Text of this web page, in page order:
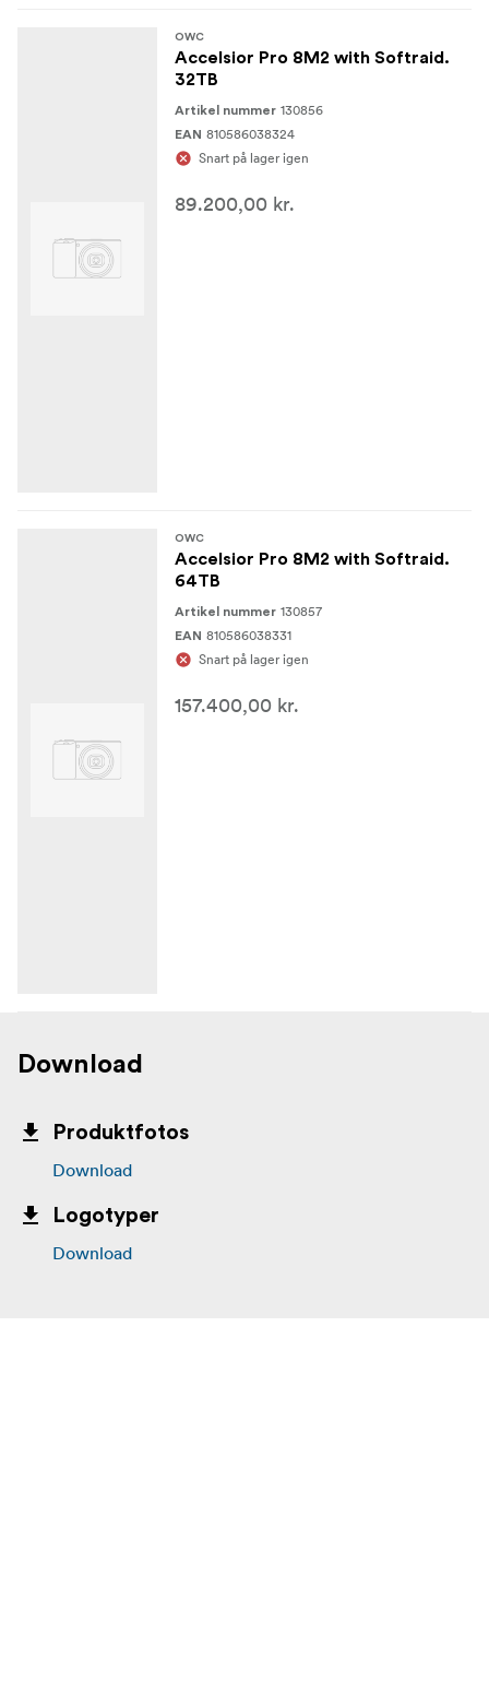
OWC
Accelsior Pro 8M2 with Softraid.
32TB
Artikel nummer 130856
EAN 810586038324
Snart på lager igen
89.200,00 kr.
OWC
Accelsior Pro 8M2 with Softraid.
64TB
Artikel nummer 130857
EAN 810586038331
Snart på lager igen
157.400,00 kr.
Download
Produktfotos
Download
Logotyper
Download